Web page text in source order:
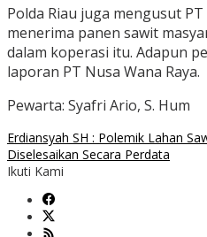
Polda Riau juga mengusut
menerima panen sawit
dalam koperasi itu. Adapun
laporan PT Nusa Wana Raya.
Pewarta: Syafri Ario, S. Hum
Erdiansyah SH : Polemik Lahan
Diselesaikan Secara Perdata
Ikuti Kami